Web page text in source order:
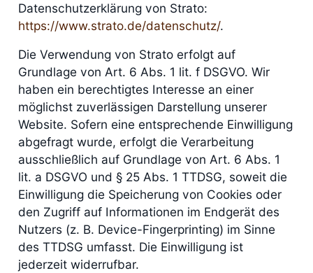
Datenschutzerklärung von Strato:
https://www.strato.de/datenschutz/.
Die Verwendung von Strato erfolgt auf
Grundlage von Art. 6 Abs. 1 lit. f DSGVO. Wir
haben ein berechtigtes Interesse an einer
möglichst zuverlässigen Darstellung unserer
Website. Sofern eine entsprechende Einwilligung
abgefragt wurde, erfolgt die Verarbeitung
ausschließlich auf Grundlage von Art. 6 Abs. 1
lit. a DSGVO und § 25 Abs. 1 TTDSG, soweit die
Einwilligung die Speicherung von Cookies oder
den Zugriff auf Informationen im Endgerät des
Nutzers (z. B. Device-Fingerprinting) im Sinne
des TTDSG umfasst. Die Einwilligung ist
jederzeit widerrufbar.